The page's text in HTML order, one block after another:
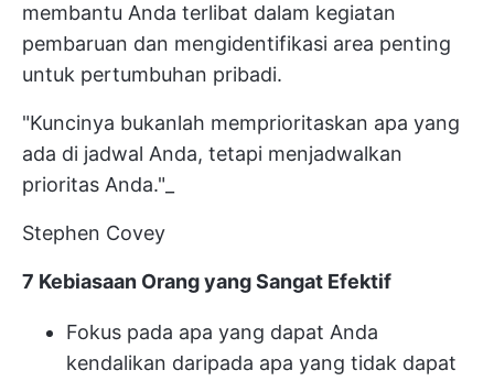
membantu Anda terlibat dalam kegiatan
pembaruan dan mengidentifikasi area penting
untuk pertumbuhan pribadi.
"Kuncinya bukanlah memprioritaskan apa yang
ada di jadwal Anda, tetapi menjadwalkan
prioritas Anda."_
Stephen Covey
7 Kebiasaan Orang yang Sangat Efektif
Fokus pada apa yang dapat Anda
kendalikan daripada apa yang tidak dapat